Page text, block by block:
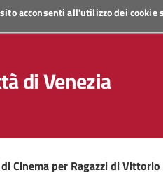
acconsenti all'utilizzo dei
di Venezia
Cinema per Ragazzi di